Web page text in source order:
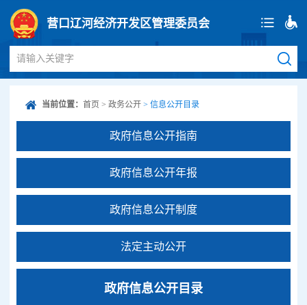
营口辽河经济开发区管理委员会
请输入关键字
当前位置： 首页 > 政务公开 > 信息公开目录
政府信息公开指南
政府信息公开年报
政府信息公开制度
法定主动公开
政府信息公开目录